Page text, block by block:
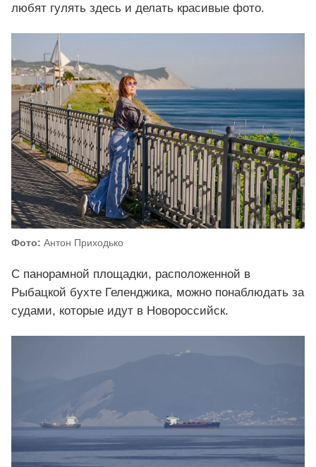
любят гулять здесь и делать красивые фото.
Фото: Антон Приходько
С панорамной площадки, расположенной в
Рыбацкой бухте Геленджика, можно понаблюдать за
судами, которые идут в Новороссийск.